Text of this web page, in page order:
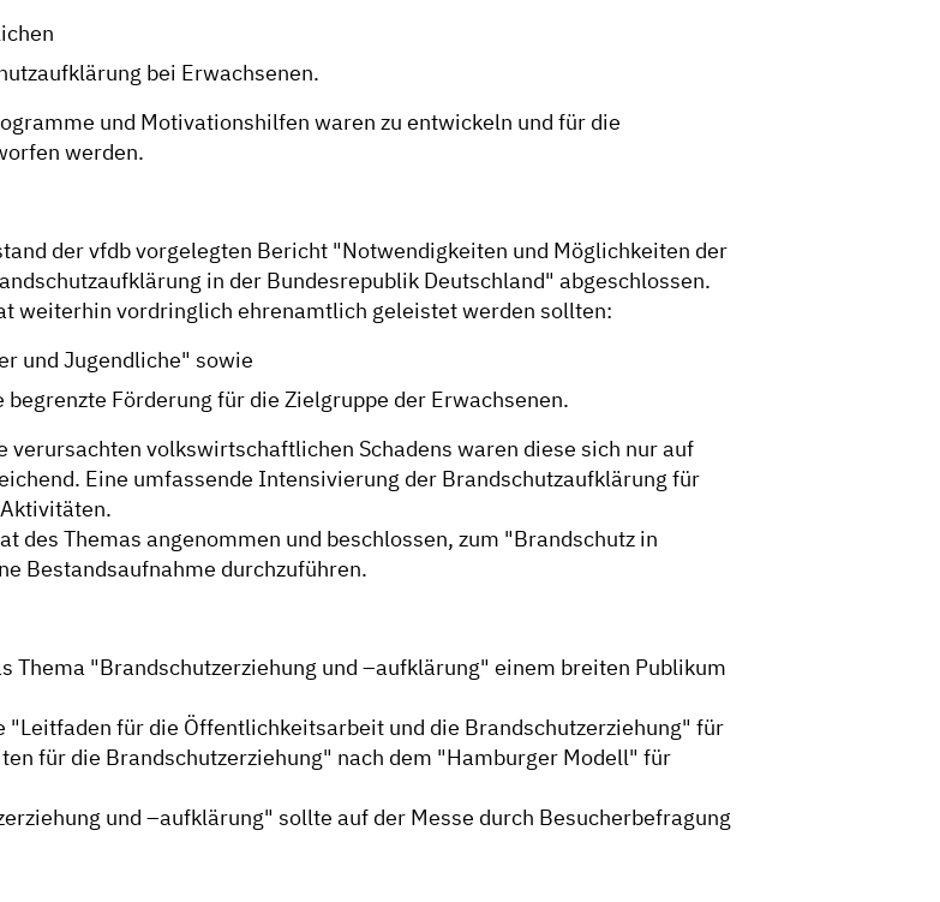
bei Erwachsenen.
und Motivationshilfen waren zu entwickeln und für die
werden.
der vfdb vorgelegten Bericht "Notwendigkeiten und Möglichkeiten der
in der Bundesrepublik Deutschland" abgeschlossen.
weiterhin vordringlich ehrenamtlich geleistet werden sollten:
und Jugendliche" sowie
Förderung für die Zielgruppe der Erwachsenen.
volkswirtschaftlichen Schadens waren diese sich nur auf
Eine umfassende Intensivierung der Brandschutzaufklärung für
des Themas angenommen und beschlossen, zum "Brandschutz in
Bestandsaufnahme durchzuführen.
Thema "Brandschutzerziehung und –aufklärung" einem breiten Publikum
für die Öffentlichkeitsarbeit und die Brandschutzerziehung" für
für die Brandschutzerziehung" nach dem "Hamburger Modell" für
und –aufklärung" sollte auf der Messe durch Besucherbefragung